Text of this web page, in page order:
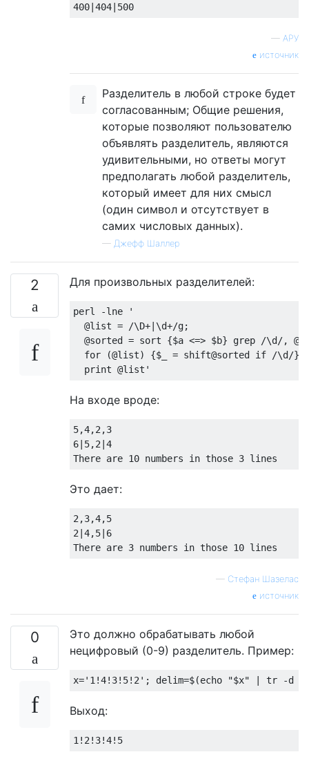
— АРУ
источник
Разделитель в любой строке будет
согласованным; Общие решения,
которые позволяют пользователю
объявлять разделитель, являются
удивительными, но ответы могут
предполагать любой разделитель,
который имеет для них смысл
(один символ и отсутствует в
самих числовых данных).
— Джефф Шаллер
2 Для произвольных разделителей:
perl -lne '
  @list = /\D+|\d+/g;
@sorted = sort {$a <=> $b} grep /\d/,
  for (@list) {$_ = shift@sorted if /\d/};
На входе вроде:
5,4,2,3
6|5,2|4
Это дает:
2,3,4,5
2|4,5|6
— Стефан Шазелас
источник
0
Это должно обрабатывать любой
нецифровый (0-9) разделитель. Пример:
x='1!4!3!5!2' ; delim=$(echo "$x" | tr -d
Выход: